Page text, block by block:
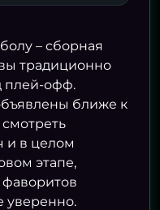
0
2
1
США
БЕЛЬГИЯ
– сборная
традиционно
плей-офф.
ближе к
смотреть
и в целом
этапе,
уверенно.